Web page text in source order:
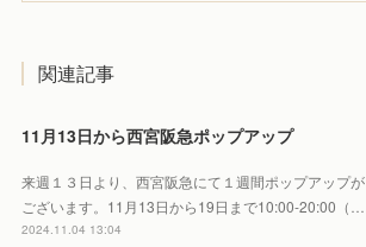
関連記事
11月13日から西宮阪急ポップアップ
来週１３日より、西宮阪急にて１週間ポップアップが
ございます。11月13日から19日まで10:00-20:00（…
2024.11.04 13:04